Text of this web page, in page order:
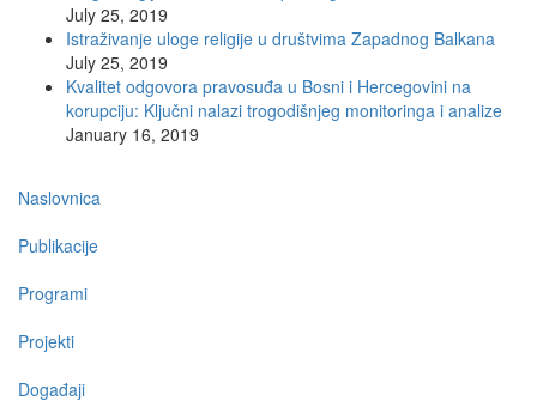
July 25, 2019
Istraživanje uloge religije u društvima Zapadnog Balkana
July 25, 2019
Kvalitet odgovora pravosuđa u Bosni i Hercegovini na
korupciju: Ključni nalazi trogodišnjeg monitoringa i analize
January 16, 2019
Main
navigation
Naslovnica
Publikacije
Programi
Projekti
Događaji